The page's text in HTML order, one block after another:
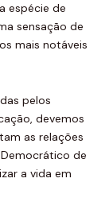
espécie de
sensação de
mais notáveis
pelos
devemos
as relações
de
a vida em